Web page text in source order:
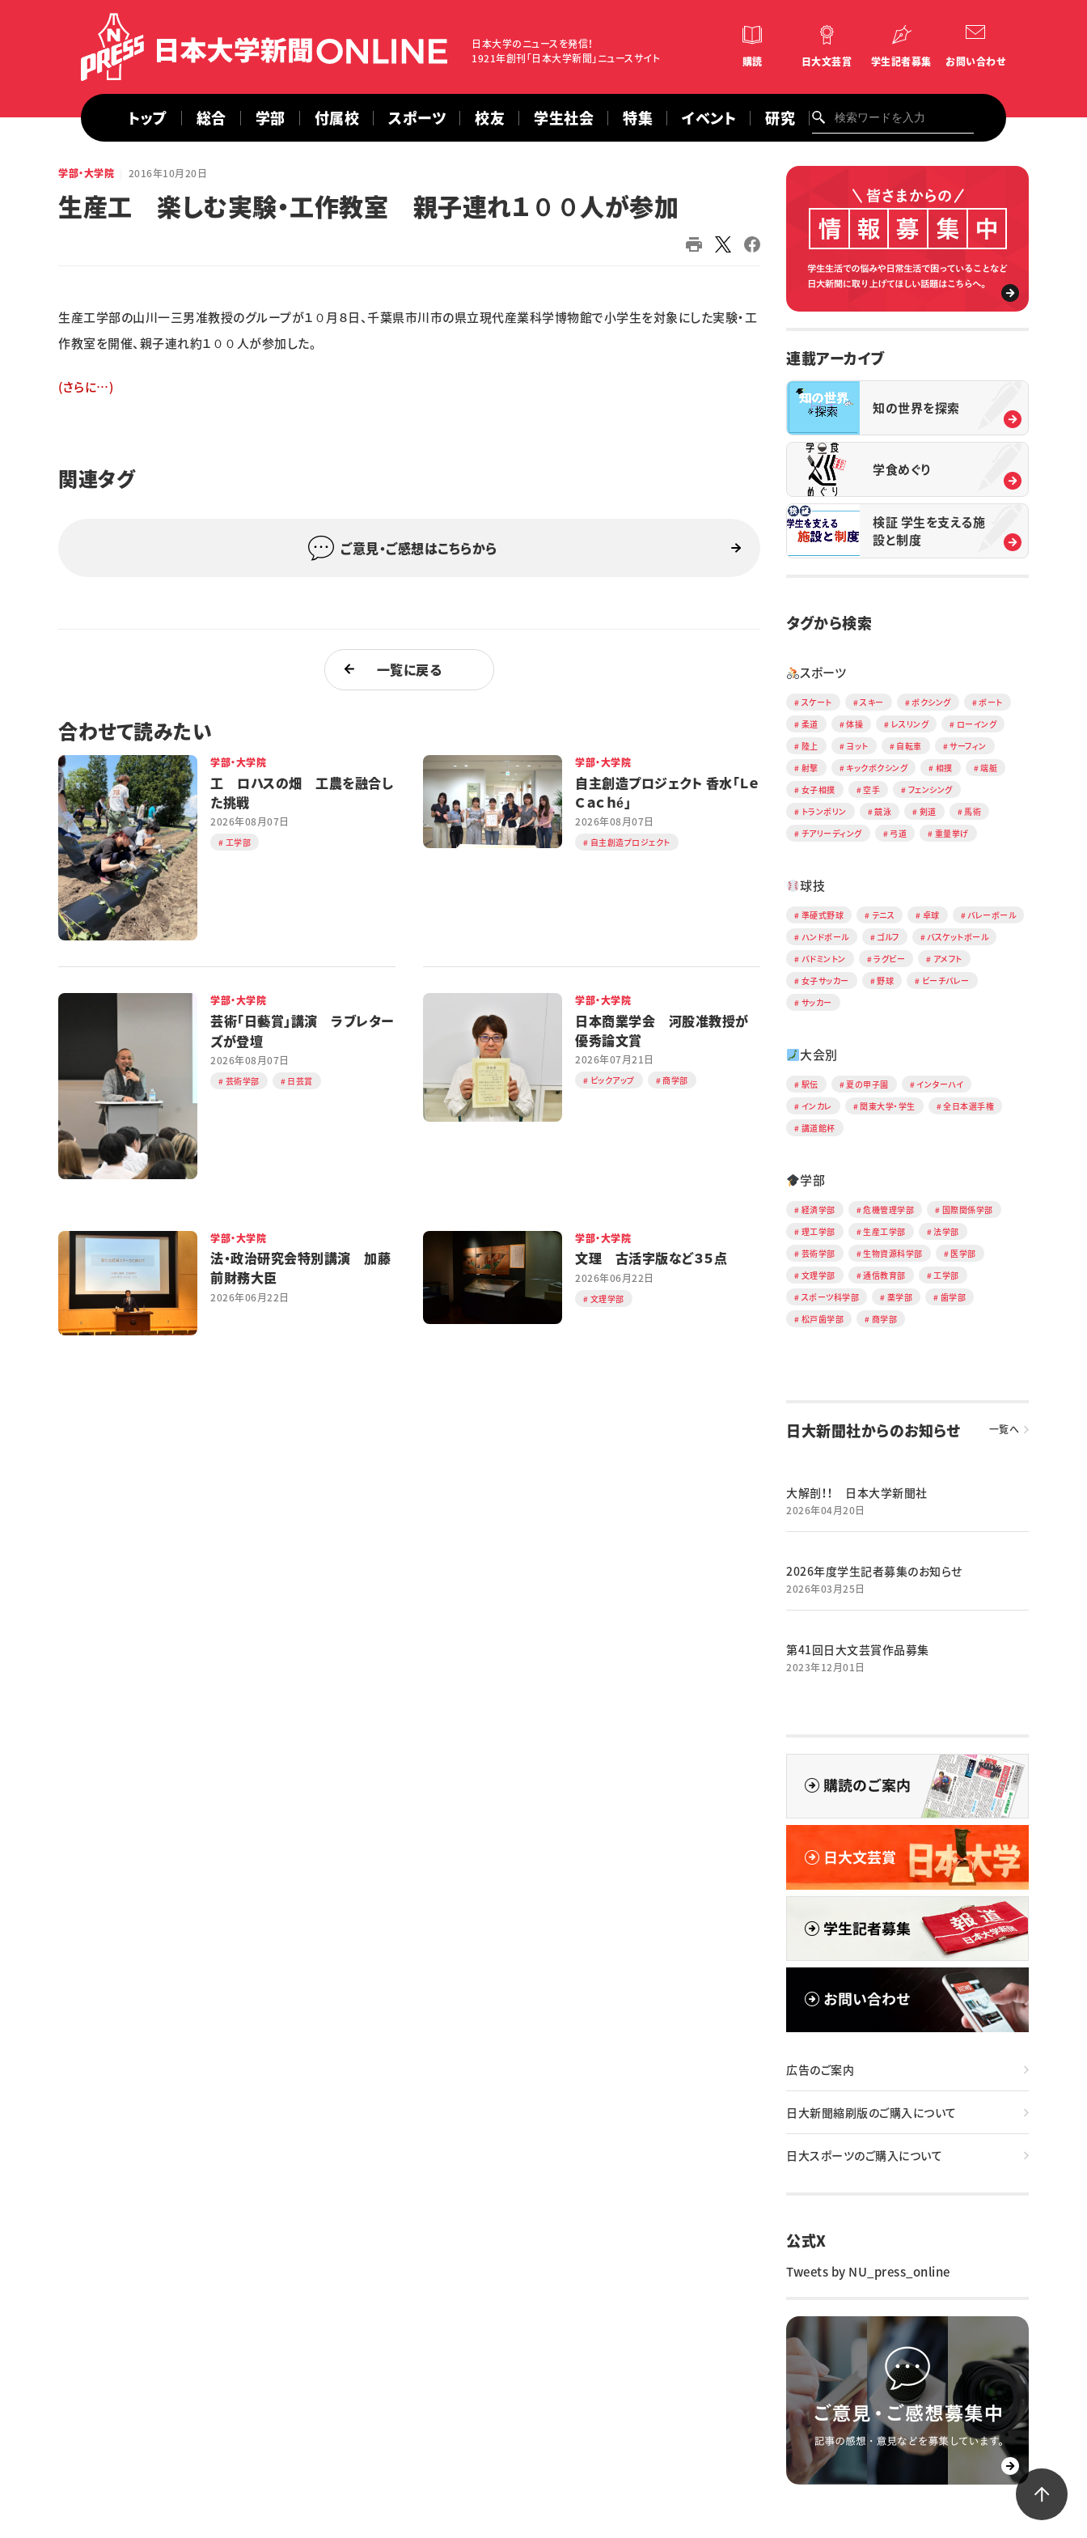
日本大学のニュースを発信！
1921年創刊「日本大学新聞」ニュースサイト
購読 日大文芸賞 学生記者募集 お問い合わせ
トップ 総合 学部 付属校 スポーツ 校友 学生社会 特集 イベント 研究
学部・大学院 2016年10月20日
生産工 楽しむ実験・工作教室 親子連れ１００人が参加
生産工学部の山川一三男准教授のグループが１０月８日、千葉県市川市の県立現代産業科学博物館で小学生を対象にした実験・工
作教室を開催、親子連れ約１００人が参加した。
(さらに…)
関連タグ
ご意見・ご感想はこちらから
一覧に戻る
合わせて読みたい
学部・大学院
工 ロハスの畑 工農を融合し
た挑戦
2026年08月07日
工学部
学部・大学院
自主創造プロジェクト 香水「Ｌｅ
Ｃａｃｈé」
2026年08月07日
自主創造プロジェクト
学部・大学院
芸術「日藝賞」講演 ラブレター
ズが登壇
2026年08月07日
芸術学部 日芸賞
学部・大学院
日本商業学会 河股准教授が
優秀論文賞
2026年07月21日
ピックアップ 商学部
学部・大学院
法・政治研究会特別講演 加藤
前財務大臣
2026年06月22日
学部・大学院
文理 古活字版など３５点
2026年06月22日
文理学部
連載アーカイブ
知の世界を探索
学食めぐり
検証 学生を支える施
設と制度
タグから検索
スポーツ
スケート スキー ボクシング
ボート
柔道
体操 レスリング
ローイング
陸上
ヨット 自転車
サーフィン
射撃
キックボクシング 相撲
端艇
女子相撲
空手
フェンシング
トランポリン
競泳 剣道
馬術
チアリーディング
弓道 重量挙げ
球技
準硬式野球 テニス 卓球
バレーボール
ハンドボール
ゴルフ
バスケットボール
バドミントン
ラグビー
アメフト
女子サッカー
野球
ビーチバレー
サッカー
大会別
駅伝 夏の甲子園
インターハイ
インカレ
関東大学・学生
全日本選手権
講道館杯
学部
経済学部 危機管理学部
国際関係学部
理工学部
生産工学部
法学部
芸術学部
生物資源科学部
医学部
文理学部
通信教育部
工学部
スポーツ科学部
薬学部
歯学部
松戸歯学部
商学部
日大新聞社からのお知らせ 一覧へ
大解剖！！ 日本大学新聞社
2026年04月20日
2026年度学生記者募集のお知らせ
2026年03月25日
第41回日大文芸賞作品募集
2023年12月01日
広告のご案内
日大新聞縮刷版のご購入について
日大スポーツのご購入について
公式X
Tweets by NU_press_online